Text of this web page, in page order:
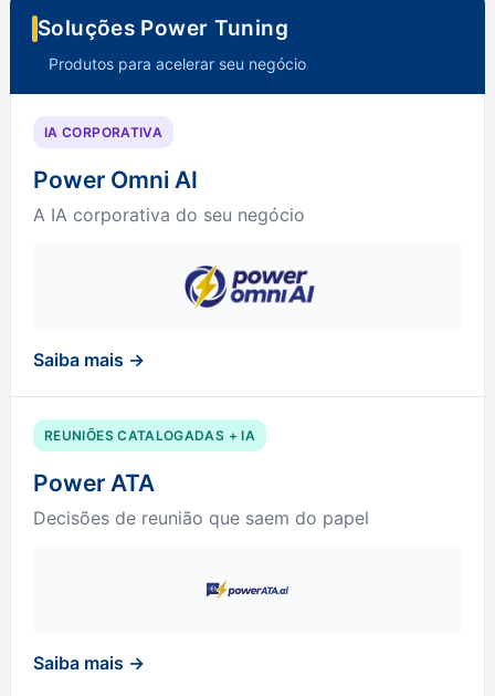
Soluções Power Tuning
Produtos para acelerar seu negócio
IA CORPORATIVA
Power Omni AI
A IA corporativa do seu negócio
Saiba mais →
REUNIÕES CATALOGADAS + IA
Power ATA
Decisões de reunião que saem do papel
Saiba mais →